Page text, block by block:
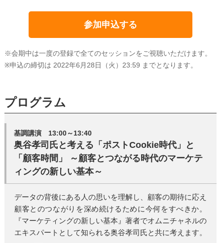
参加申込する
※会期中は一度の登録で全てのセッションをご視聴いただけます。
※申込の締切は 2022年6月28日（火）23:59 までとなります。
プログラム
基調講演 13:00～13:40
奥谷孝司氏と考える「ポストCookie時代」と
「顧客時間」 ～顧客とつながる時代のマーケテ
ィングの新しい基本～
データの背後にある人の思いを理解し、顧客の期待に応え
顧客とのつながりを深め続けるために今何をすべきか。
『マーケティングの新しい基本』著者でオムニチャネルの
エキスパートとして知られる奥谷孝司氏と共に考えます。